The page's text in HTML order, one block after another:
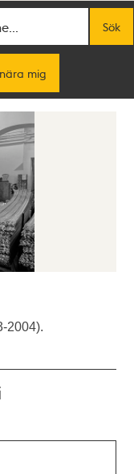
Sök
mig
2004).